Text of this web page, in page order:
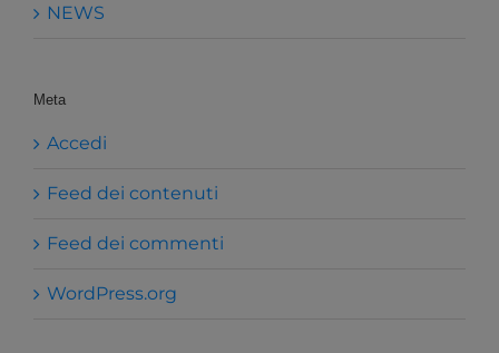
NEWS
Meta
Accedi
Feed dei contenuti
Feed dei commenti
WordPress.org